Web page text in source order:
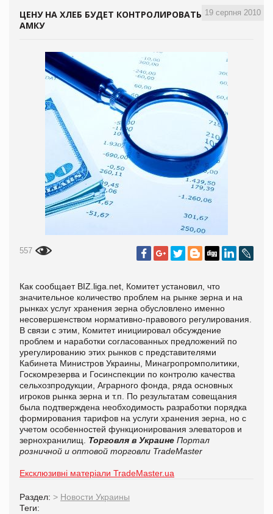
19 серпня 2010
ЦЕНУ НА ХЛЕБ БУДЕТ КОНТРОЛИРОВАТЬ
АМКУ
557
Как сообщает BIZ.liga.net, Комитет установил, что
значительное количество проблем на рынке зерна и на
рынках услуг хранения зерна обусловлено именно
несовершенством нормативно-правового регулирования.
В связи с этим, Комитет инициировал обсуждение
проблем и наработки согласованных предложений по
урегулированию этих рынков с представителями
Кабинета Министров Украины, Минагропромполитики,
Госкомрезерва и Госинспекции по контролю качества
сельхозпродукции, Аграрного фонда, ряда основных
игроков рынка зерна и т.п. По результатам совещания
была подтверждена необходимость разработки порядка
формирования тарифов на услуги хранения зерна, но с
учетом особенностей функционирования элеваторов и
зернохранилищ. Торговля в Украине Портал
розничной и оптовой торговли TradeMaster
Ексклюзивні матеріали TradeMaster.ua
Раздел: > Новости Украины
Теги: